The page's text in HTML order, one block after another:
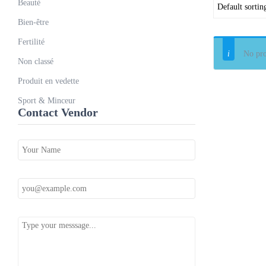
Beauté
Bien-être
Fertilité
Non classé
Produit en vedette
Sport & Minceur
Contact Vendor
No